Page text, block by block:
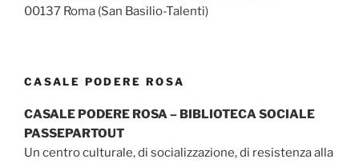
00137 Roma (San Basilio-Talenti)
CASALE PODERE ROSA
CASALE PODERE ROSA – BIBLIOTECA SOCIALE
PASSEPARTOUT
Un centro culturale, di socializzazione, di resistenza alla